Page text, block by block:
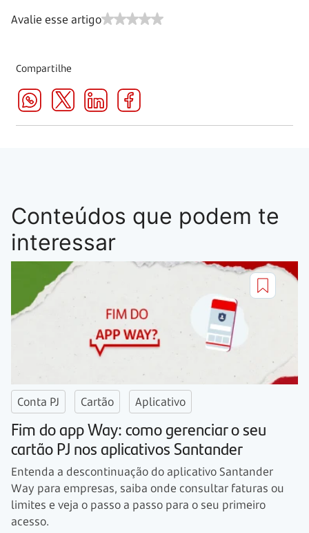
Avalie esse artigo
Compartilhe
Conteúdos que podem te
interessar
Conta PJ Cartão Aplicativo
Fim do app Way: como gerenciar o seu
cartão PJ nos aplicativos Santander
Entenda a descontinuação do aplicativo Santander
Way para empresas, saiba onde consultar faturas ou
limites e veja o passo a passo para o seu primeiro
acesso.